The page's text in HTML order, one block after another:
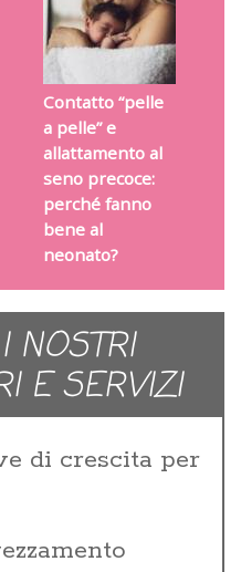
Contatto “pelle
a pelle” e
allattamento al
seno precoce:
perché fanno
bene al
neonato?
NOSTRI
E SERVIZI
di crescita per